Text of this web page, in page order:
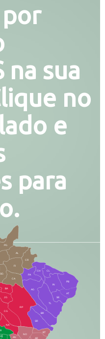
na sua
no
e
para
AL
CR
FI
SG
BA
CA
PA
CH CL
PB
SE
TL
AG
BR
SR
BT
AR
RP
JG
CG
NA
IN
NO
AN
AT
PG